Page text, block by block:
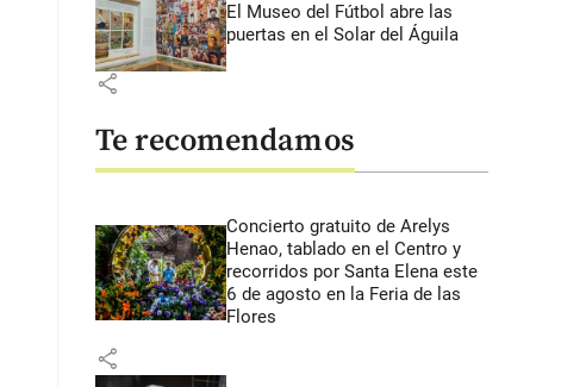
El Museo del Fútbol abre las
puertas en el Solar del Águila
share
Te recomendamos
Concierto gratuito de Arelys
Henao, tablado en el Centro y
recorridos por Santa Elena este
6 de agosto en la Feria de las
Flores
share